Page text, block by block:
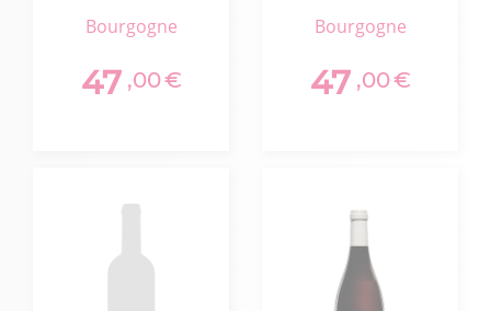
Bio
bourgogne
47 ,00€
Bio
bourgogne
47 ,00€